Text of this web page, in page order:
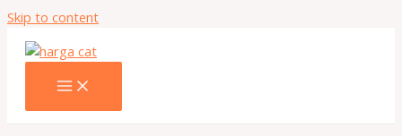
Skip to content